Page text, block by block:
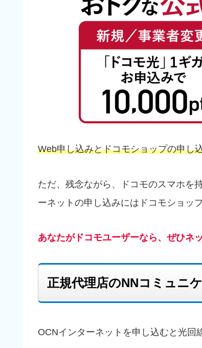
Web申し込みとドコモショップの申し
ただ、残念ながら、ドコモのスマホを
ーネットの申し込みにはドコモショッ
あなたがドコモユーザーなら、ぜひネ
正規代理店のNNコミュニ
OCNインターネットを申し込むと光回